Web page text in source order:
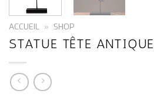
ACCUEIL » SHOP
STATUE TÊTE ANTIQUE